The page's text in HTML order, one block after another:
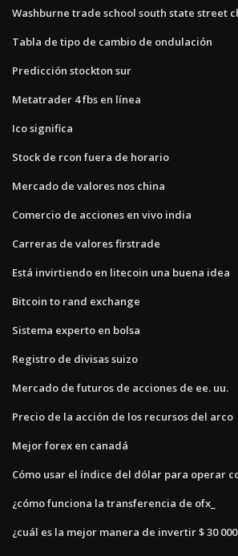
Washburne trade school south state street
Tabla de tipo de cambio de ondulación
Predicción stockton sur
Metatrader 4 fbs en línea
Ico significa
Stock de rcon fuera de horario
Mercado de valores nos china
Comercio de acciones en vivo india
Carreras de valores firstrade
Está invirtiendo en litecoin una buena idea
Bitcoin to rand exchange
Sistema experto en bolsa
Registro de divisas suizo
Mercado de futuros de acciones de ee. uu.
Precio de la acción de los recursos del arco
Mejor forex en canadá
Cómo usar el índice del dólar para operar
¿cómo funciona la transferencia de ofx_
¿cuál es la mejor manera de invertir $ 30 000